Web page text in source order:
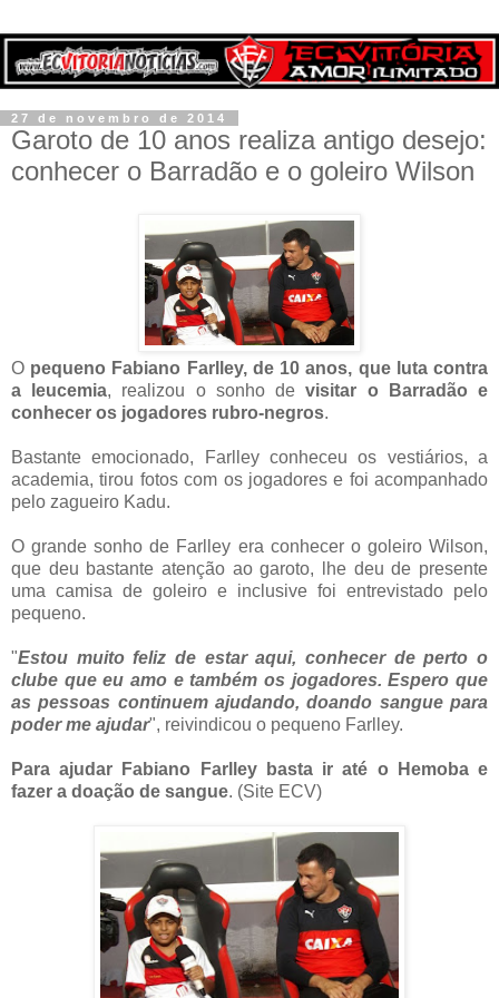
27 de novembro de 2014
Garoto de 10 anos realiza antigo desejo:
conhecer o Barradão e o goleiro Wilson
O pequeno Fabiano Farlley, de 10 anos, que luta contra
a leucemia, realizou o sonho devisitar o Barradão e
conhecer os jogadores rubro-negros.
Bastante emocionado, Farlley conheceu os vestiários, a
academia, tirou fotos com os jogadores e foi acompanhado
pelo zagueiro Kadu.
O grande sonho de Farlley era conhecer o goleiro Wilson,
que deu bastante atenção ao garoto, lhe deu de presente
uma camisa de goleiro e inclusive foi entrevistado pelo
pequeno.
"Estou muito feliz de estar aqui, conhecer de perto o
clube que eu amo e também os jogadores. Espero que
as pessoas continuem ajudando, doando sangue para
poder me ajudar", reivindicou o pequeno Farlley.
Para ajudar Fabiano Farlley basta ir até o Hemoba e
fazer a doação de sangue. (Site ECV)